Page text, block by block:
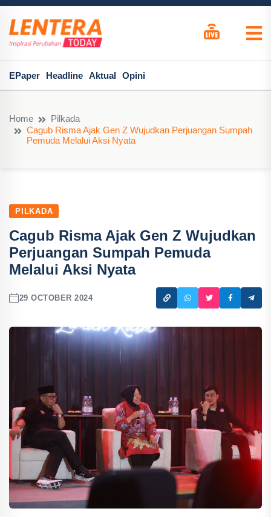
EPaper Headline Aktual Opini
Home
Pilkada
Cagub Risma Ajak Gen Z Wujudkan Perjuangan Sumpah
Pemuda Melalui Aksi Nyata
PILKADA
Cagub Risma Ajak Gen Z Wujudkan
Perjuangan Sumpah Pemuda
Melalui Aksi Nyata
29 OCTOBER 2024